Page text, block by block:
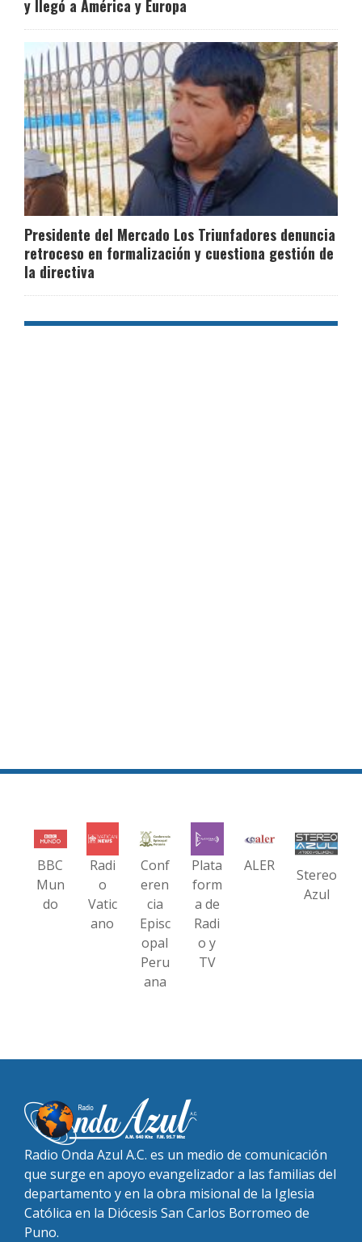
y llegó a América y Europa
Presidente del Mercado Los Triunfadores denuncia
retroceso en formalización y cuestiona gestión de
la directiva
BBC
Mun
do
Radi
o
Vatic
ano
Conf
eren
cia
Episc
opal
Peru
ana
Plata
form
a de
Radi
o y
TV
ALER
Stereo
Azul
Radio Onda Azul A.C. es un medio de comunicación
que surge en apoyo evangelizador a las familias del
departamento y en la obra misional de la Iglesia
Católica en la Diócesis San Carlos Borromeo de
Puno.